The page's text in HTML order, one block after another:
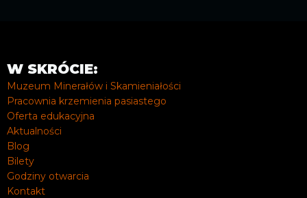
W SKRÓCIE:
Muzeum Minerałów i Skamieniałości
Pracownia krzemienia pasiastego
Oferta edukacyjna
Aktualności
Blog
Bilety
Godziny otwarcia
Kontakt